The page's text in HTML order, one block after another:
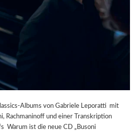
Albums von Gabriele Leporatti mit
Rachmaninoff und einer Transkription
Warum ist die neue CD „Busoni